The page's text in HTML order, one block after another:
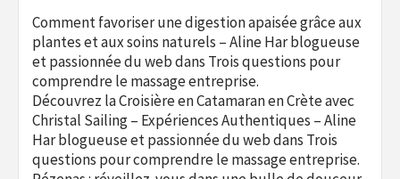
Comment favoriser une digestion apaisée grâce aux
plantes et aux soins naturels – Aline Har blogueuse
et passionnée du webdans Trois questions pour
comprendre le massage entreprise.
Découvrez la Croisière en Catamaran en Crète avec
Christal Sailing – Expériences Authentiques – Aline
Har blogueuse et passionnée du webdans Trois
questions pour comprendre le massage entreprise.